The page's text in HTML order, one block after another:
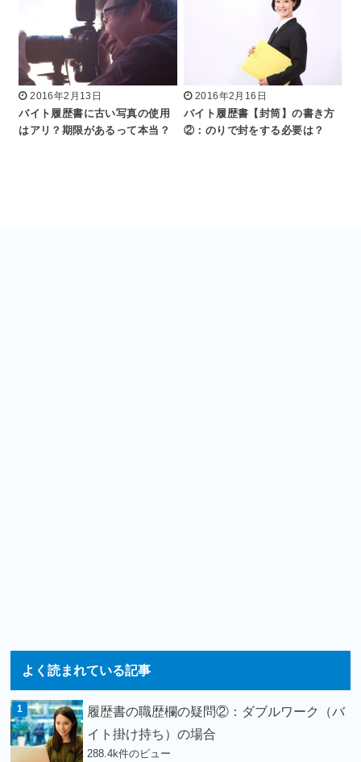
2016年2月13日
バイト履歴書に古い写真の使用
はアリ？期限があるって本当？
2016年2月16日
バイト履歴書【封筒】の書き方
②：のりで封をする必要は？
よく読まれている記事
履歴書の職歴欄の疑問②：ダブルワーク（バ
イト掛け持ち）の場合
288.4k件のビュー